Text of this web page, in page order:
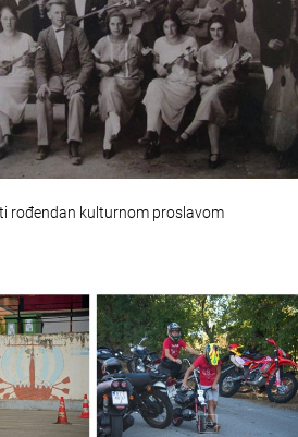
rođendan kulturnom proslavom